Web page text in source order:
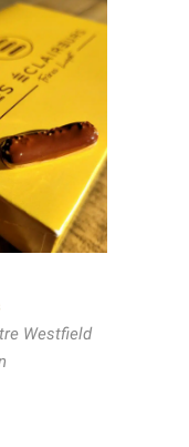
Westfield